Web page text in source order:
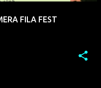
FILA FEST